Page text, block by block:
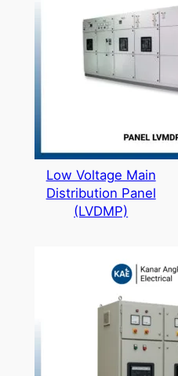
Low Voltage Main
Distribution Panel
(LVDMP)